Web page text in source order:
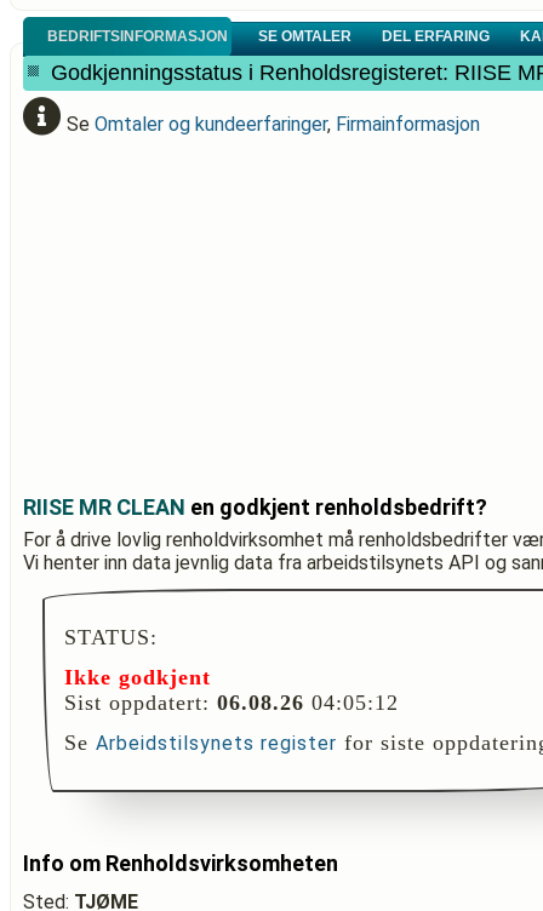
BEDRIFTSINFORMASJON SE OMTALER DEL ERFARING
Godkjenningsstatus i Renholdsregisteret: RIISE
Se Omtaler og kundeerfaringer, Firmainformasjon
RIISE MR CLEAN en godkjent renholdsbedrift?
For å drive lovlig renholdvirksomhet må renholdsbedrifter
Vi henter inn data jevnlig data fra arbeidstilsynets API og
STATUS:
Ikke godkjent
Sist oppdatert: 06.08.26 04:05:12
Se Arbeidstilsynets register for siste
Info om Renholdsvirksomheten
Sted: TJØME